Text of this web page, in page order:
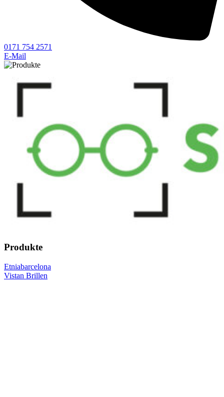
0171 754 2571
E-Mail
Produkte
Etniabarcelona
Vistan Brillen